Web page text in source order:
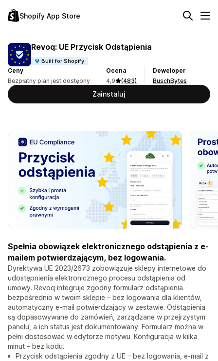
Shopify App Store
Revoq: UE Przycisk Odstąpienia
Built for Shopify
Ceny
Bezpłatny plan jest dostępny
Ocena
4,9
(483)
Deweloper
BuschBytes
Zainstaluj
Spełnia obowiązek elektronicznego odstąpienia z e-
mailem potwierdzającym, bez logowania.
Dyrektywa UE 2023/2673 zobowiązuje sklepy internetowe do
udostępnienia elektronicznego procesu odstąpienia od
umowy. Revoq integruje zgodny formularz odstąpienia
bezpośrednio w twoim sklepie – bez logowania dla klientów,
automatyczny e-mail potwierdzający w zestawie. Odstąpienia
są dopasowywane do zamówień, zarządzane w przejrzystym
panelu, a ich status jest dokumentowany. Formularz można w
pełni dostosować w edytorze motywu. Konfiguracja w kilka
minut – bez kodu.
Przycisk odstąpienia zgodny z UE – bez logowania, e-mail z